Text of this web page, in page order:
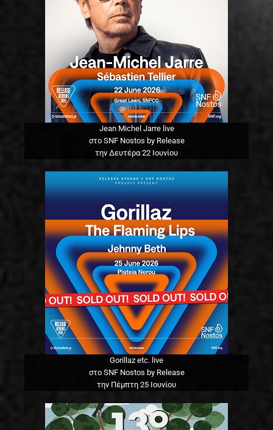
Jean Michel Jarre live
στο SNF Nostos by Release
την Δευτέρα 22 Ιουνίου
Gorillaz etc. live
στο SNF Nostos by Release
την Πέμπτη 25 Ιουνίου